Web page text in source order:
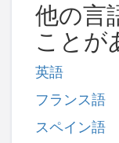
他の言
ことが
英語
フランス語
スペイン語